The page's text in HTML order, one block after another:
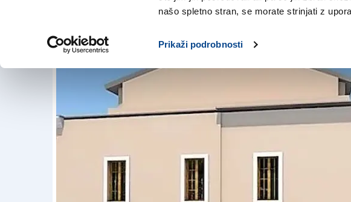
našo spletno stran, se morate strinjati z
Prikaži podrobnosti
Muzej Italijanov v Istri
4. sep. 2018 | 9:58